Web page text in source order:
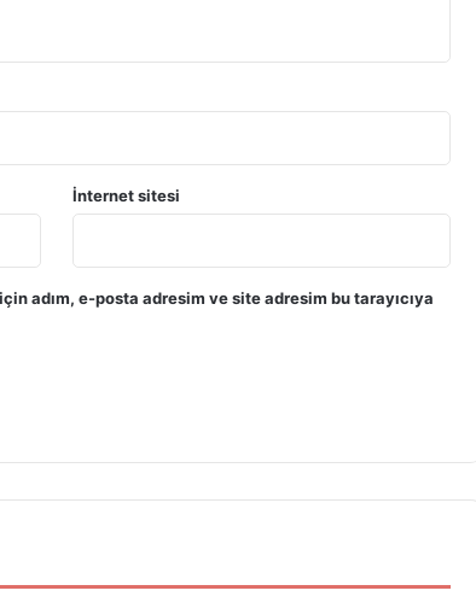
İnternet sitesi
adım, e-posta adresim ve site adresim bu tarayıcıya